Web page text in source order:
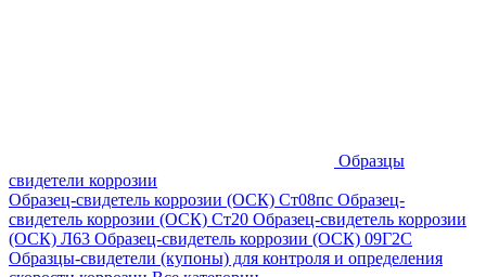
Образцы
свидетели коррозии
Образец-свидетель коррозии (ОСК) Ст08пс Образец-
свидетель коррозии (ОСК) Ст20 Образец-свидетель коррозии
(ОСК) Л63 Образец-свидетель коррозии (ОСК) 09Г2С
Образцы-свидетели (купоны) для контроля и определения